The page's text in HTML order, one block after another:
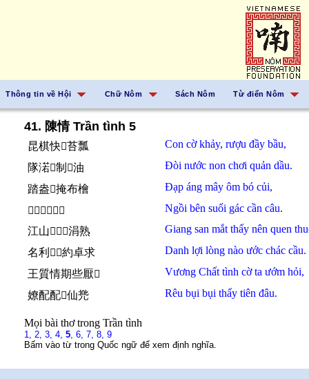
Thông tin về Hội Chữ Nôm Sách Nôm Từ điển Nôm
41. 陳情 Trần tình 5
昆棋快𨢇苔瓢 Con cờkhảy, rượu đầy bầu,
隊渃𡽫制𬋩油
Đòi nước non chơi quản dầu.
踏盎𩄲掩布檜
Đạp áng mây ôm bó củi,
𡎢邊𤂬閣芹鈎
Ngồi bên suối gác cần câu.
江山𩈘𧡊𢧚涓熟
Giang san mắt thấy nên quen
名利𢚸𱜢約卓求
Danh lợi lòng nào ước chác cầu.
王質情期些厭𠳨
Vương Chất tình cờta ướm hỏi,
嫽配配𧡊仙兠
Rêu bụi bụi thấy tiên đâu.
Mọi bài thơ trong Trần tình
1, 2, 3, 4, 5, 6, 7, 8, 9
Bấm vào từ trong Quốc ngữ để xem định nghĩa.